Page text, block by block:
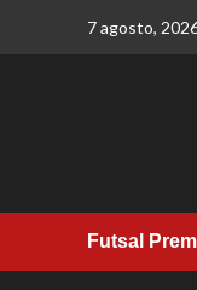
7 agosto,
Futsal